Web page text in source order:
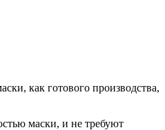
как готового производства,
маски, и не требуют